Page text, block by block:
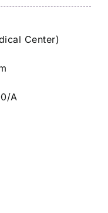
Center)
A